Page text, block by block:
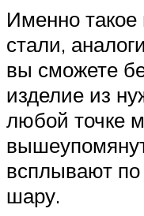
Именно
стали,
вы сможете
изделие из
любой точке
всплывают
шару.